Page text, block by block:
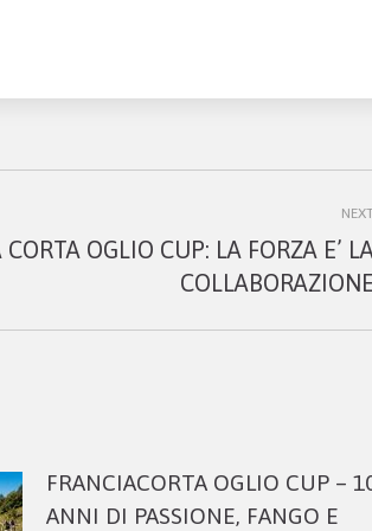
CORTA OGLIO CUP: LA FORZA E’ LA
COLLABORAZIONE
FRANCIACORTA OGLIO CUP –
ANNI DI PASSIONE, FANGO E